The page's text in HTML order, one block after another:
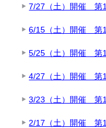
7/27（土）開催 第
6/15（土）開催 第
5/25（土）開催 第
4/27（土）開催 第
3/23（土）開催 第
2/17（土）開催 第